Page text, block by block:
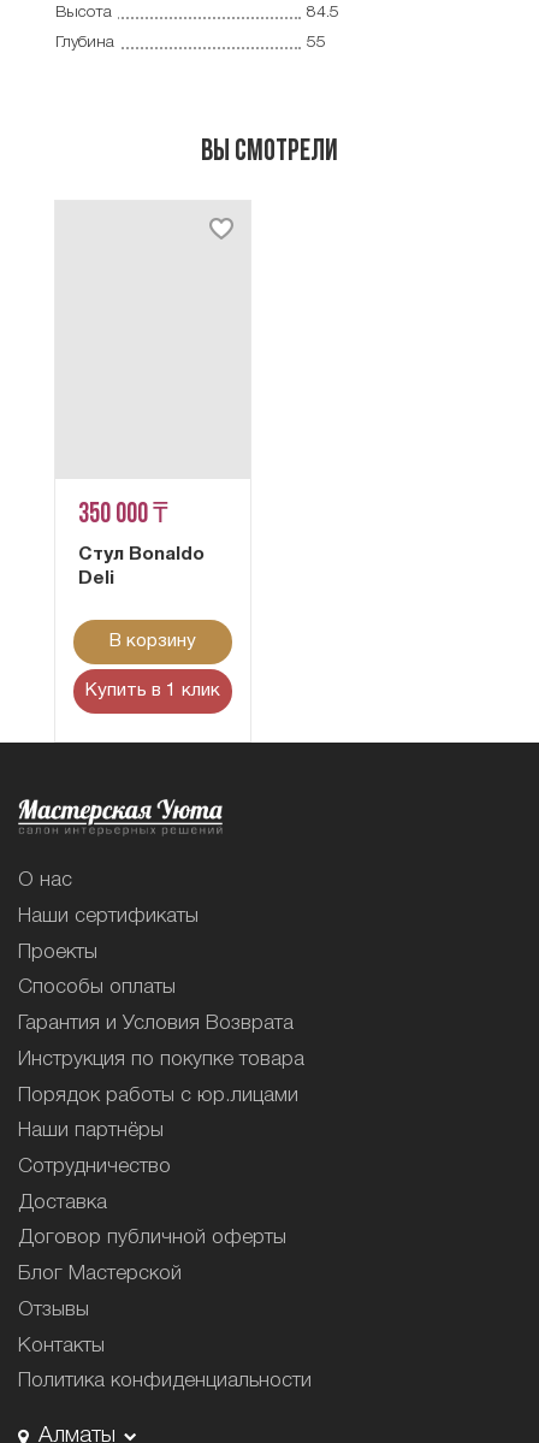
Высота
84.5
Глубина
55
Вы смотрели
350 000 ₸
Стул Bonaldo
Deli
В корзину
Купить в 1 клик
О нас
Наши сертификаты
Проекты
Способы оплаты
Гарантия и Условия Возврата
Инструкция по покупке товара
Порядок работы с юр.лицами
Наши партнёры
Сотрудничество
Доставка
Договор публичной оферты
Блог Мастерской
Отзывы
Контакты
Политика конфиденциальности
Алматы